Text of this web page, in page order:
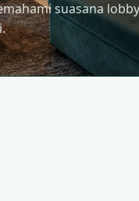
suasana